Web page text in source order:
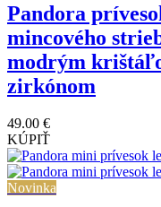
Pandora
mincového
modrým
zirkónom
49.00 €
KÚPIŤ
Novinka